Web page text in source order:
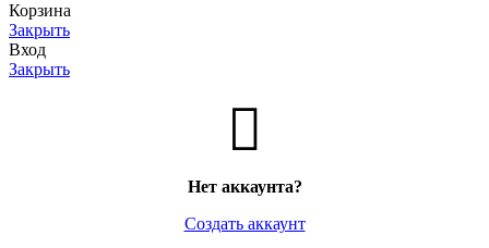
Корзина
Закрыть
Вход
Закрыть
Нет аккаунта?
Создать аккаунт